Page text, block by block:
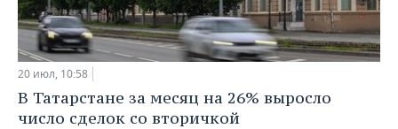
20 июл, 10:58
В Татарстане за месяц на 26% выросло
число сделок со вторичкой